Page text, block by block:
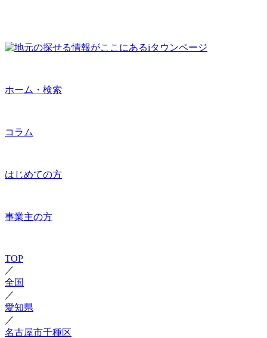
ホーム・検索
コラム
はじめての方
事業主の方
TOP
／
全国
／
愛知県
／
名古屋市千種区